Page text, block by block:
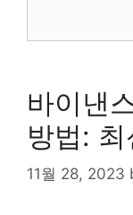
바이낸
방법:
11월 28, 2023